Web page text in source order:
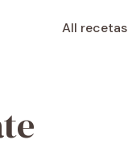
All recetas